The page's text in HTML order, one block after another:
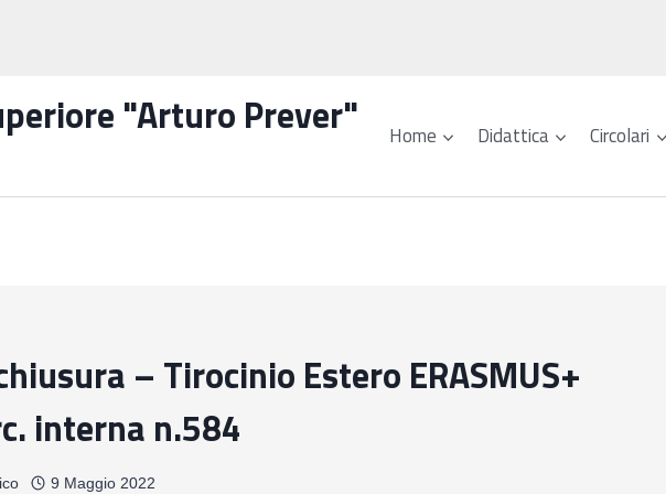
"Arturo Prever" Home Didattica Circolari
– Tirocinio Estero ERASMUS+
interna n.584
9 Maggio 2022